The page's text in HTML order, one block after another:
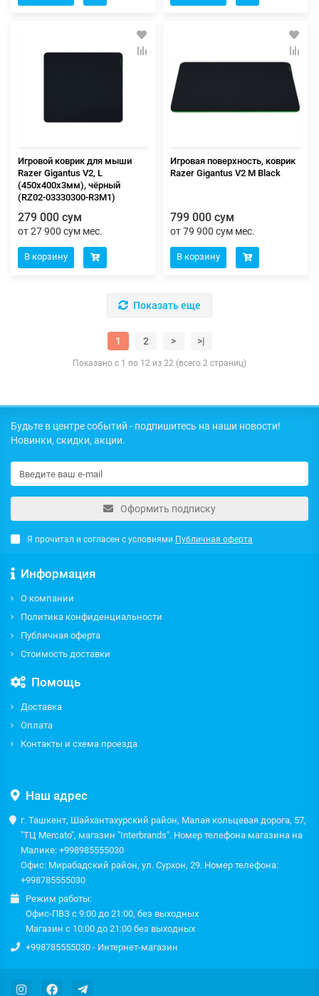
Игровой коврик для мыши
Razer Gigantus V2, L
(450x400x3мм), чёрный
(RZ02-03330300-R3M1)
279 000 сум
от 27 900 сум мес.
В корзину
Игровая поверхность, коврик
Razer Gigantus V2 M Black
799 000 сум
от 79 900 сум мес.
В корзину
Показать еще
1 2 > >|
Показано с 1 по 12 из 22 (всего 2 страниц)
Будьте в центре событий - подпишитесь на наши новости!
Новинки, скидки, акции.
Оформить подписку
Я прочитал и согласен с условиями Публичная оферта
Информация
О компании
Политика конфиденциальности
Публичная оферта
Стоимость доставки
Помощь
Доставка
Оплата
Контакты и схема проезда
Наш адрес
г. Ташкент, Шайхантахурский район, Малая кольцевая дорога, 57,
"ТЦ Mercato", магазин "Interbrands". Номер телефона магазина на
Малике: +998985555030
Офис: Мирабадский район, ул. Сурхон, 29. Номер телефона:
+998785555030
Режим работы:
Офис-ПВЗ с 9:00 до 21:00, без выходных
Магазин с 10:00 до 21:00 без выходных
+998785555030 - Интернет-магазин